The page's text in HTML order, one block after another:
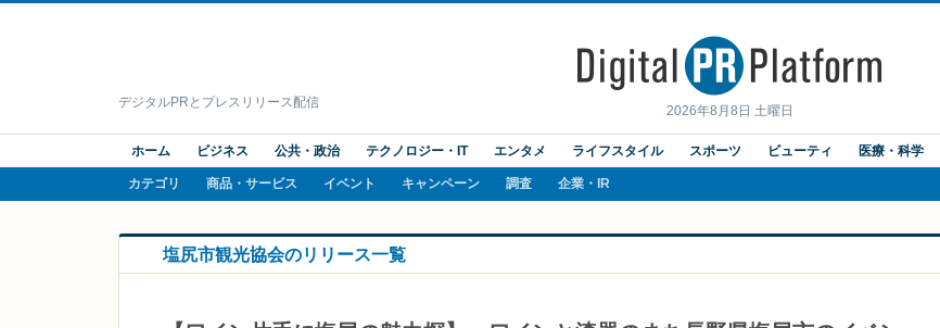
2026年8月8日 土曜日
デジタルPRとプレスリリース配信
ホーム ビジネス 公共・政治 テクノロジー・IT エンタメ ライフスタイル スポーツ ビューティ 医療・科学
カテゴリ 商品・サービス イベント キャンペーン 調査 企業・IR
塩尻市観光協会のリリース一覧